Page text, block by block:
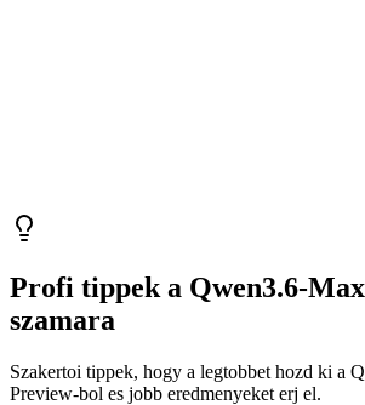
Profi tippek a Qwen3.6-
szamara
Szakertoi tippek, hogy a legtobbet hozd ki a
Preview-bol es jobb eredmenyeket erj el.